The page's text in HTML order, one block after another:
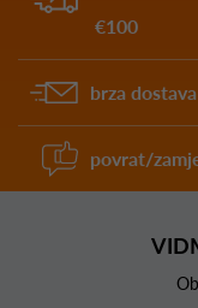
€100
brza
povrat/